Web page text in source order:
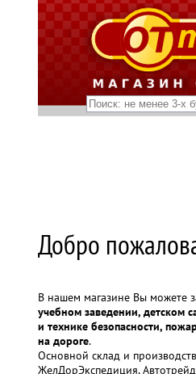
Добро
В нашем магазине Вы можете
учебном заведении, детском
и технике безопасности,
на дороге.
Основной склад и
ЖелДорЭкспедиция,